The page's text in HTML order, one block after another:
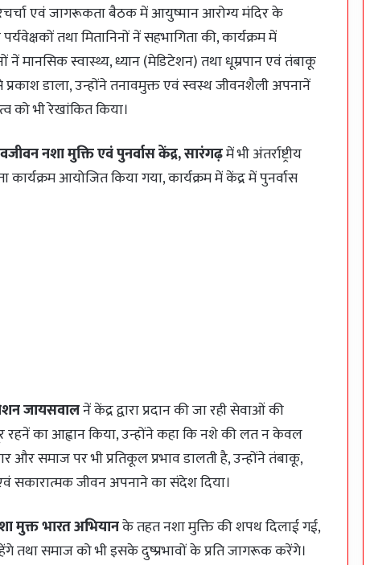
एवं जागरूकता बैठक में आयुष्मान आरोग्य मंदिर के
तथा मितानिनों नें सहभागिता की, कार्यक्रम में
नें मानसिक स्वास्थ्य, ध्यान (मेडिटेशन) तथा धूम्रपान एवं तंबाकू
प्रकाश डाला, उन्होंने तनावमुक्त एवं स्वस्थ जीवनशैली अपनानें
भी रेखांकित किया।
नशा मुक्ति एवं पुनर्वास केंद्र, सारंगढ़में भी अंतर्राष्ट्रीय
आयोजित किया गया, कार्यक्रम में केंद्र में पुनर्वास
जायसवालनें केंद्र द्वारा प्रदान की जा रही सेवाओं की
का आह्वान किया, उन्होंने कहा कि नशे की लत न केवल
और समाज पर भी प्रतिकूल प्रभाव डालती है, उन्होंने तंबाकू,
सकारात्मक जीवन अपनाने का संदेश दिया।
मुक्त भारत अभियानके तहत नशा मुक्ति की शपथ दिलाई गई,
तथा समाज को भी इसके दुष्प्रभावों के प्रति जागरूक करेंगे।